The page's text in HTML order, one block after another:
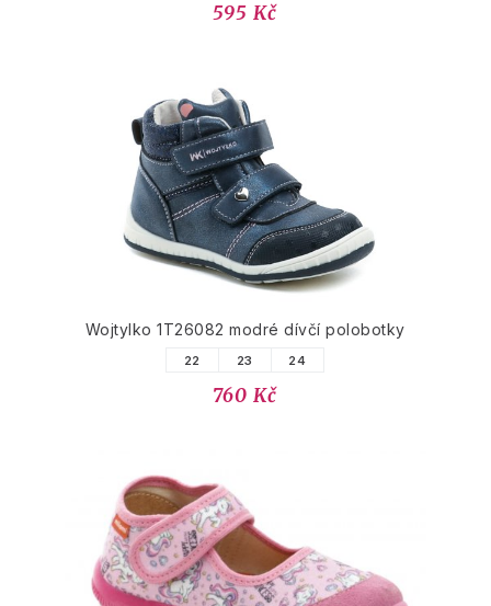
595 Kč
Wojtylko 1T26082 modré dívčí polobotky
22 23 24
760 Kč